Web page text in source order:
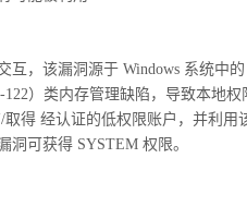
互，该漏洞源于 Windows 系统中
122）类内存管理缺陷，导致本地
取得 经认证的低权限账户，并利
洞可获得 SYSTEM 权限。